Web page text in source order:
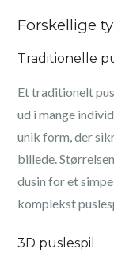
Forskellige
Traditionelle
Et traditionelt
ud i mange
unik form, der
billede.
dusin for et
komplekst
3D puslespil